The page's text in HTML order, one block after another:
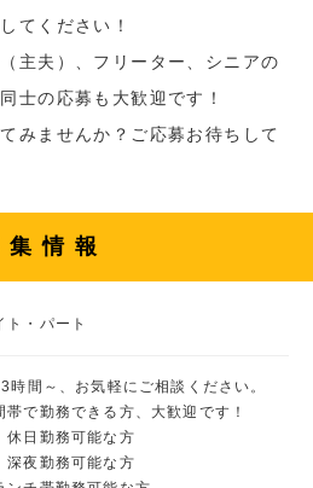
てください！
主夫）、フリーター、シニアの
士の応募も大歓迎です！
みませんか？ご応募お待ちして
集情報
ト・パート
時間～、お気軽にご相談ください。
帯で勤務できる方、大歓迎です！
休日勤務可能な方
深夜勤務可能な方